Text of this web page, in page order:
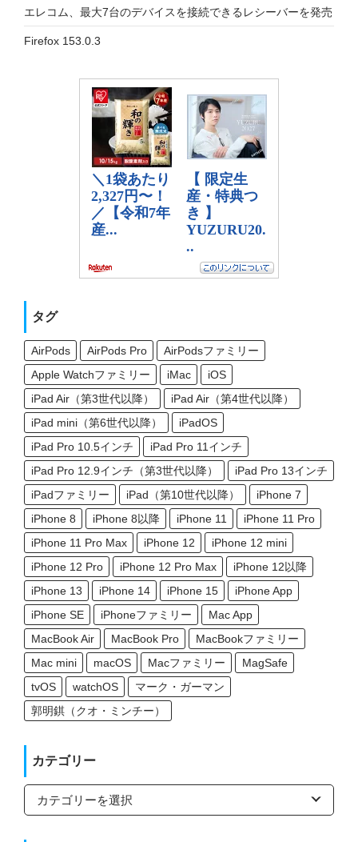
エレコム、最大7台のデバイスを接続できるレシーバーを発売
Firefox 153.0.3
タグ
AirPods AirPods Pro
AirPodsファミリー
Apple Watchファミリー
iMac
iOS
iPad Air（第3世代以降）
iPad Air（第4世代以降）
iPad mini（第6世代以降）
iPadOS
iPad Pro 10.5インチ
iPad Pro 11インチ
iPad Pro 12.9インチ（第3世代以降）
iPad Pro 13インチ
iPadファミリー
iPad（第10世代以降）
iPhone 7
iPhone 8
iPhone 8以降 iPhone 11
iPhone 11 Pro
iPhone 11 Pro Max
iPhone 12
iPhone 12 mini
iPhone 12 Pro
iPhone 12 Pro Max
iPhone 12以降
iPhone 13
iPhone 14 iPhone 15
iPhone App
iPhone SE
iPhoneファミリー
Mac App
MacBook Air
MacBook Pro
MacBookファミリー
Mac mini
macOS Macファミリー
MagSafe
tvOS
watchOS
マーク・ガーマン
郭明錤（クオ・ミンチー）
カテゴリー
カ
ゴ